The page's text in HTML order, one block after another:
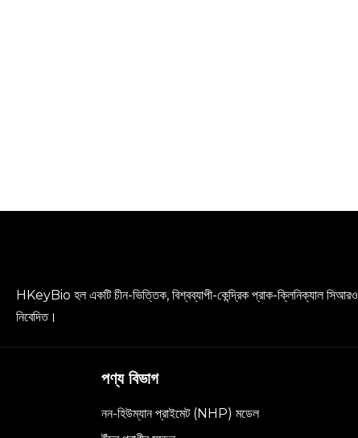
HKeyBio হল একটি চীন-ভিত্তিক, বিশ্বব্যাপী-কেন্দ্রিক প্রাক-ক্লিনিক্যাল সিআরও
নিবেদিত।
পণ্য বিভাগ
নন-হিউম্যান প্রাইমেট (NHP) মডেল